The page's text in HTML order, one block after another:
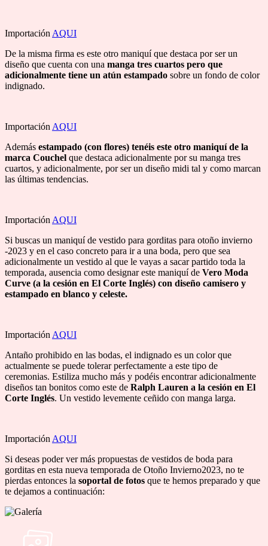
Importación AQUI
De la misma firma es este otro maniquí que destaca por ser un
diseño que cuenta con una manga tres cuartos pero que
adicionalmente tiene un atún estampado sobre un fondo de color
indignado.
Importación AQUI
Además estampado (con flores) tenéis este otro maniquí de la
marca Couchel que destaca adicionalmente por su manga tres
cuartos, y adicionalmente, por ser un diseño midi tal y como marcan
las últimas tendencias.
Importación AQUI
Si buscas un maniquí de vestido para gorditas para otoño invierno
-2023 y en el caso concreto para ir a una boda, pero que sea
adicionalmente un vestido al que le vayas a sacar partido toda la
temporada, ausencia como designar este maniquí de Vero Moda
Curve (a la cesión en El Corte Inglés) con diseño camisero y
estampado en blanco y celeste.
Importación AQUI
Antaño prohibido en las bodas, el indignado es un color que
actualmente se puede tolerar perfectamente a este tipo de
ceremonias. Estiliza mucho más y podéis encontrar adicionalmente
diseños tan bonitos como este de Ralph Lauren a la cesión en El
Corte Inglés. Un vestido levemente ceñido con manga larga.
Importación AQUI
Si deseas poder ver más propuestas de vestidos de boda para
gorditas en esta nueva temporada de Otoño Invierno2023, no te
pierdas entonces la soportal de fotos que te hemos preparado y que
te dejamos a continuación: